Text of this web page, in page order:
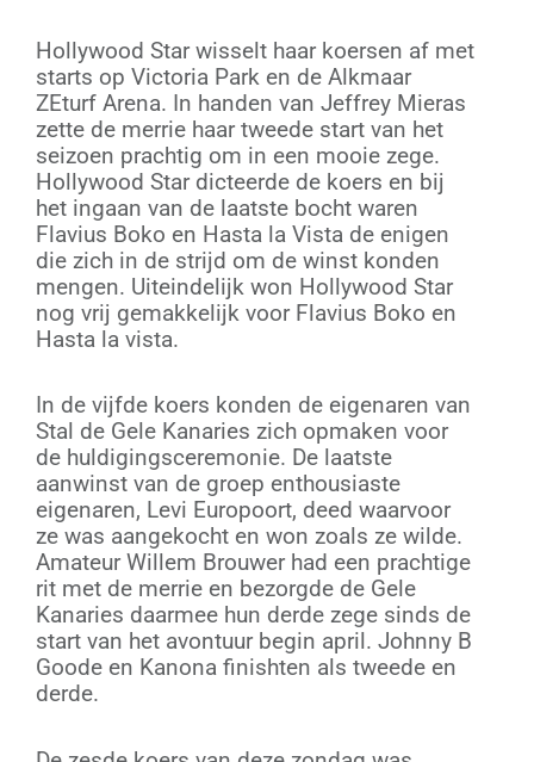
Hollywood Star wisselt haar koersen af met
starts op Victoria Park en de Alkmaar
ZEturf Arena. In handen van Jeffrey Mieras
zette de merrie haar tweede start van het
seizoen prachtig om in een mooie zege.
Hollywood Star dicteerde de koers en bij
het ingaan van de laatste bocht waren
Flavius Boko en Hasta la Vista de enigen
die zich in de strijd om de winst konden
mengen. Uiteindelijk won Hollywood Star
nog vrij gemakkelijk voor Flavius Boko en
Hasta la vista.
In de vijfde koers konden de eigenaren van
Stal de Gele Kanaries zich opmaken voor
de huldigingsceremonie. De laatste
aanwinst van de groep enthousiaste
eigenaren, Levi Europoort, deed waarvoor
ze was aangekocht en won zoals ze wilde.
Amateur Willem Brouwer had een prachtige
rit met de merrie en bezorgde de Gele
Kanaries daarmee hun derde zege sinds de
start van het avontuur begin april. Johnny B
Goode en Kanona finishten als tweede en
derde.